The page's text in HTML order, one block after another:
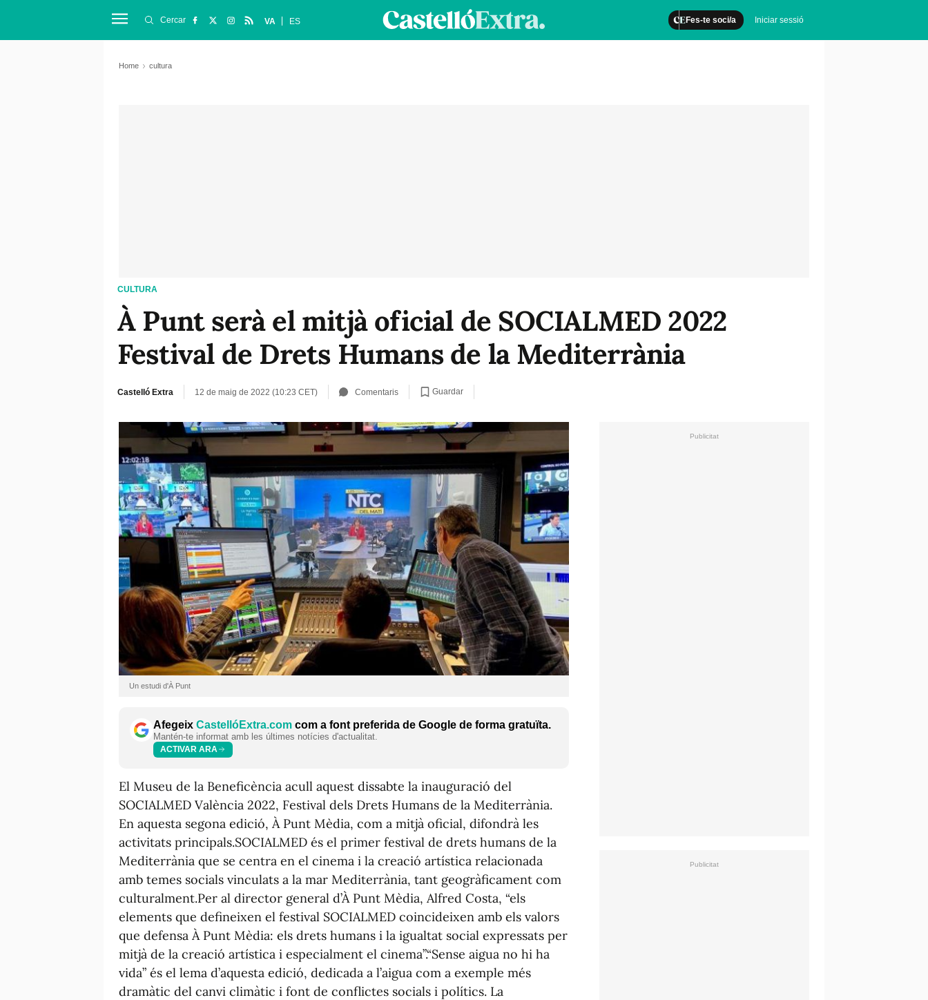
Fes-te soci/a Iniciar sessió
Cercar VA ES
Home cultura
CULTURA
À Punt serà el mitjà oficial de SOCIALMED 2022
Festival de Drets Humans de la Mediterrània
Castelló Extra 12 de maig de 2022 (10:23 CET) Comentaris Guardar
Un estudi d'À Punt
Afegeix CastellóExtra.com com a font preferida de Google de forma gratuïta.
Mantén-te informat amb les últimes notícies d'actualitat.
ACTIVAR ARA
El Museu de la Beneficència acull aquest dissabte la inauguració del
SOCIALMED València 2022, Festival dels Drets Humans de la Mediterrània.
En aquesta segona edició, À Punt Mèdia, com a mitjà oficial, difondrà les
activitats principals.SOCIALMED és el primer festival de drets humans de la
Mediterrània que se centra en el cinema i la creació artística relacionada
amb temes socials vinculats a la mar Mediterrània, tant geogràficament com
culturalment.Per al director general d’À Punt Mèdia, Alfred Costa, “els
elements que defineixen el festival SOCIALMED coincideixen amb els valors
que defensa À Punt Mèdia: els drets humans i la igualtat social expressats per
mitjà de la creació artística i especialment el cinema”.“Sense aigua no hi ha
vida” és el lema d’aquesta edició, dedicada a l’aigua com a exemple més
dramàtic del canvi climàtic i font de conflictes socials i polítics. La